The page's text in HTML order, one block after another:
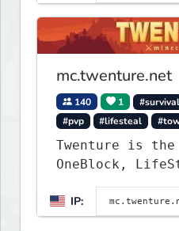
mc.twenture.net
140 1 #survival
#pvp
#lifesteal
Twenture is
OneBlock,
Survival
1.20 - 1.20.2.
make
IP: